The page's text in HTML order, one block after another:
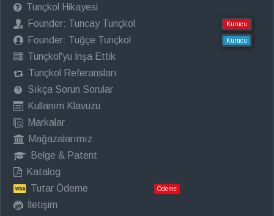
Tunçkol Hikayesi
Founder: Tuncay Tunçkol
Kurucu
Founder: Tuğçe Tunçkol Kurucu
Tunçkol'yu İnşa Ettik
Tunçkol Referansları
Sıkça Sorun Sorular
Kullanım Klavuzu
Markalar
Mağazalarımız
Belge & Patent
Katalog
Tutar Ödeme
Ödeme
İletişim